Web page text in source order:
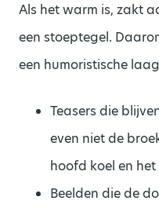
Als het warm is, zakt
een stoeptegel.
een humoristische
Teasers die
even niet de
hoofd koel en het
Beelden die de